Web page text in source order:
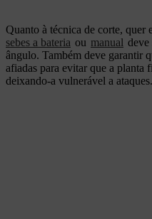
Quanto à técnica de corte, quer
sebes a bateria ou manual deve
ângulo. Também deve garantir
afiadas para evitar que a planta
deixando-a vulnerável a ataques.